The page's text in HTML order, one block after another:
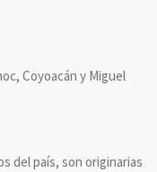
Coyoacán y Miguel
del país, son originarias